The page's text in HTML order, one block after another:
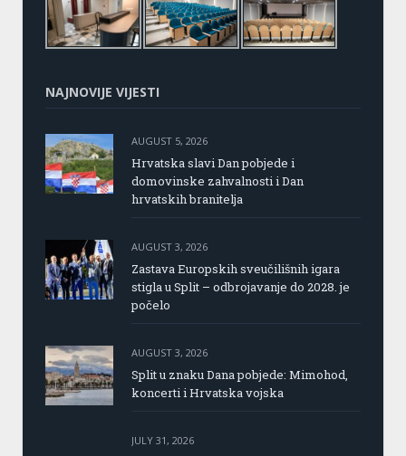
NAJNOVIJE VIJESTI
AUGUST 5, 2026
Hrvatska slavi Dan pobjede i
domovinske zahvalnosti i Dan
hrvatskih branitelja
AUGUST 3, 2026
Zastava Europskih sveučilišnih igara
stigla u Split – odbrojavanje do 2028. je
počelo
AUGUST 3, 2026
Split u znaku Dana pobjede: Mimohod,
koncerti i Hrvatska vojska
JULY 31, 2026